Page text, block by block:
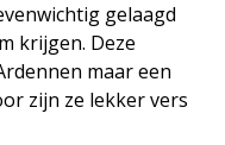
gelaagd
krijgen. Deze
maar een
zijn ze lekker vers